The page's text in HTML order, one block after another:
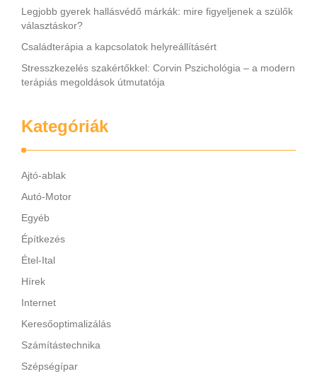
Legjobb gyerek hallásvédő márkák: mire figyeljenek a szülők
választáskor?
Családterápia a kapcsolatok helyreállításért
Stresszkezelés szakértőkkel: Corvin Pszichológia – a modern
terápiás megoldások útmutatója
Kategóriák
Ajtó-ablak
Autó-Motor
Egyéb
Építkezés
Étel-Ital
Hírek
Internet
Keresőoptimalizálás
Számítástechnika
Szépségípar